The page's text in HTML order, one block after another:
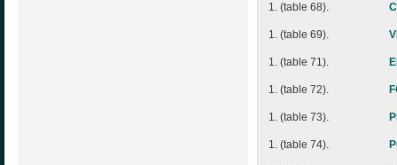
1. (table 68).
1. (table 69).
1. (table 71).
1. (table 72).
1. (table 73).
1. (table 74).